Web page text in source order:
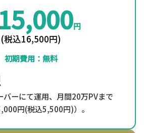
15,000円
(税込16,500円)
初期費用：無料
バーにて運用、月間20万PVまで
円(税込5,500円)）。